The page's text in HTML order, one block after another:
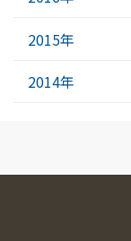
2015年
2014年